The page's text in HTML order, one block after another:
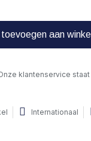
toevoegen aan
klantenservice staat
Internationaal